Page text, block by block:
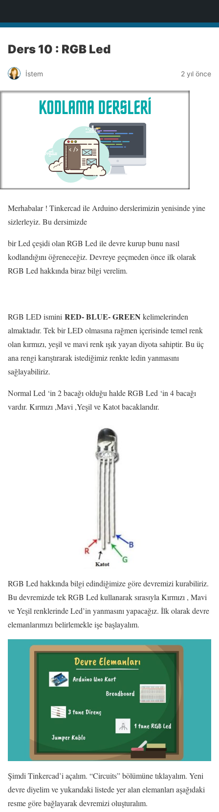
Ders 10 : RGB Led
İstem 2 yıl önce
Merhabalar ! Tinkercad ile Arduino derslerimizin yenisinde yine
sizlerleyiz. Bu dersimizde
bir Led çeşidi olan RGB Led ile devre kurup bunu nasıl
kodlandığını öğreneceğiz. Devreye geçmeden önce ilk olarak
RGB Led hakkında biraz bilgi verelim.
RGB LED ismini RED- BLUE- GREEN kelimelerinden
almaktadır. Tek bir LED olmasına rağmen içerisinde temel renk
olan kırmızı, yeşil ve mavi renk ışık yayan diyota sahiptir. Bu üç
ana rengi karıştırarak istediğimiz renkte ledin yanmasını
sağlayabiliriz.
Normal Led ‘in 2 bacağı olduğu halde RGB Led ‘in 4 bacağı
vardır. Kırmızı ,Mavi ,Yeşil ve Katot bacaklarıdır.
RGB Led hakkında bilgi edindiğimize göre devremizi kurabiliriz.
Bu devremizde tek RGB Led kullanarak sırasıyla Kırmızı , Mavi
ve Yeşil renklerinde Led’in yanmasını yapacağız. İlk olarak devre
elemanlarımızı belirlemekle işe başlayalım.
Şimdi Tinkercad’i açalım. “Circuits” bölümüne tıklayalım. Yeni
devre diyelim ve yukarıdaki listede yer alan elemanları aşağıdaki
resme göre bağlayarak devremizi oluşturalım.